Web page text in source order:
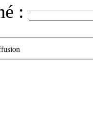
: